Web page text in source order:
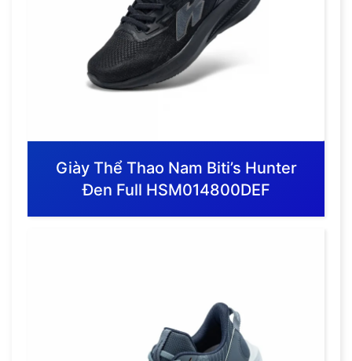
Giày Thể Thao Nam Biti’s Hunter
Đen Full HSM014800DEF